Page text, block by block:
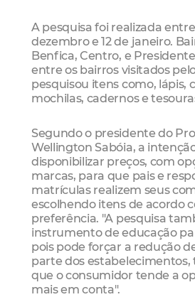
A pesquisa foi realizada
dezembro e 12 de janeiro.
Benfica, Centro, e
entre os bairros visitados
pesquisou itens como, lápis,
mochilas, cadernos e
Segundo o presidente do
Wellington Sabóia, a
disponibilizar preços, com
marcas, para que pais e
matrículas realizem seus
escolhendo itens de acordo
preferência. "A pesquisa
instrumento de educação
pois pode forçar a redução
parte dos estabelecimentos,
que o consumidor tende a
mais em conta".